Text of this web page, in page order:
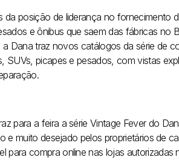
posição de liderança no fornecimento
e ônibus que saem das fábricas no
Dana traz novos catálogos da série de
picapes e pesados, com vistas
para a feira a série Vintage Fever do
e muito desejado pelos proprietários de
para compra online nas lojas autorizadas